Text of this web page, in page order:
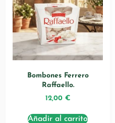
Bombones Ferrero
Raffaello.
12,00 €
Añadir al carrito